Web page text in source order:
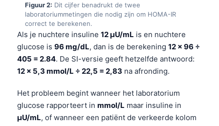
Figuur 2: Dit cijfer benadrukt de twee
laboratoriummetingen die nodig zijn om HOMA-IR
correct te berekenen.
Als je nuchtere insuline 12 µU/mL is en nuchtere
glucose is 96 mg/dL, dan is de berekening 12 × 96 ÷
405 = 2.84. De SI-versie geeft hetzelfde antwoord:
12 × 5,3 mmol/L ÷ 22,5 = 2,83 na afronding.
Het probleem begint wanneer het laboratorium
glucose rapporteert in mmol/L maar insuline in
µU/mL, of wanneer een patiënt de verkeerde kolom